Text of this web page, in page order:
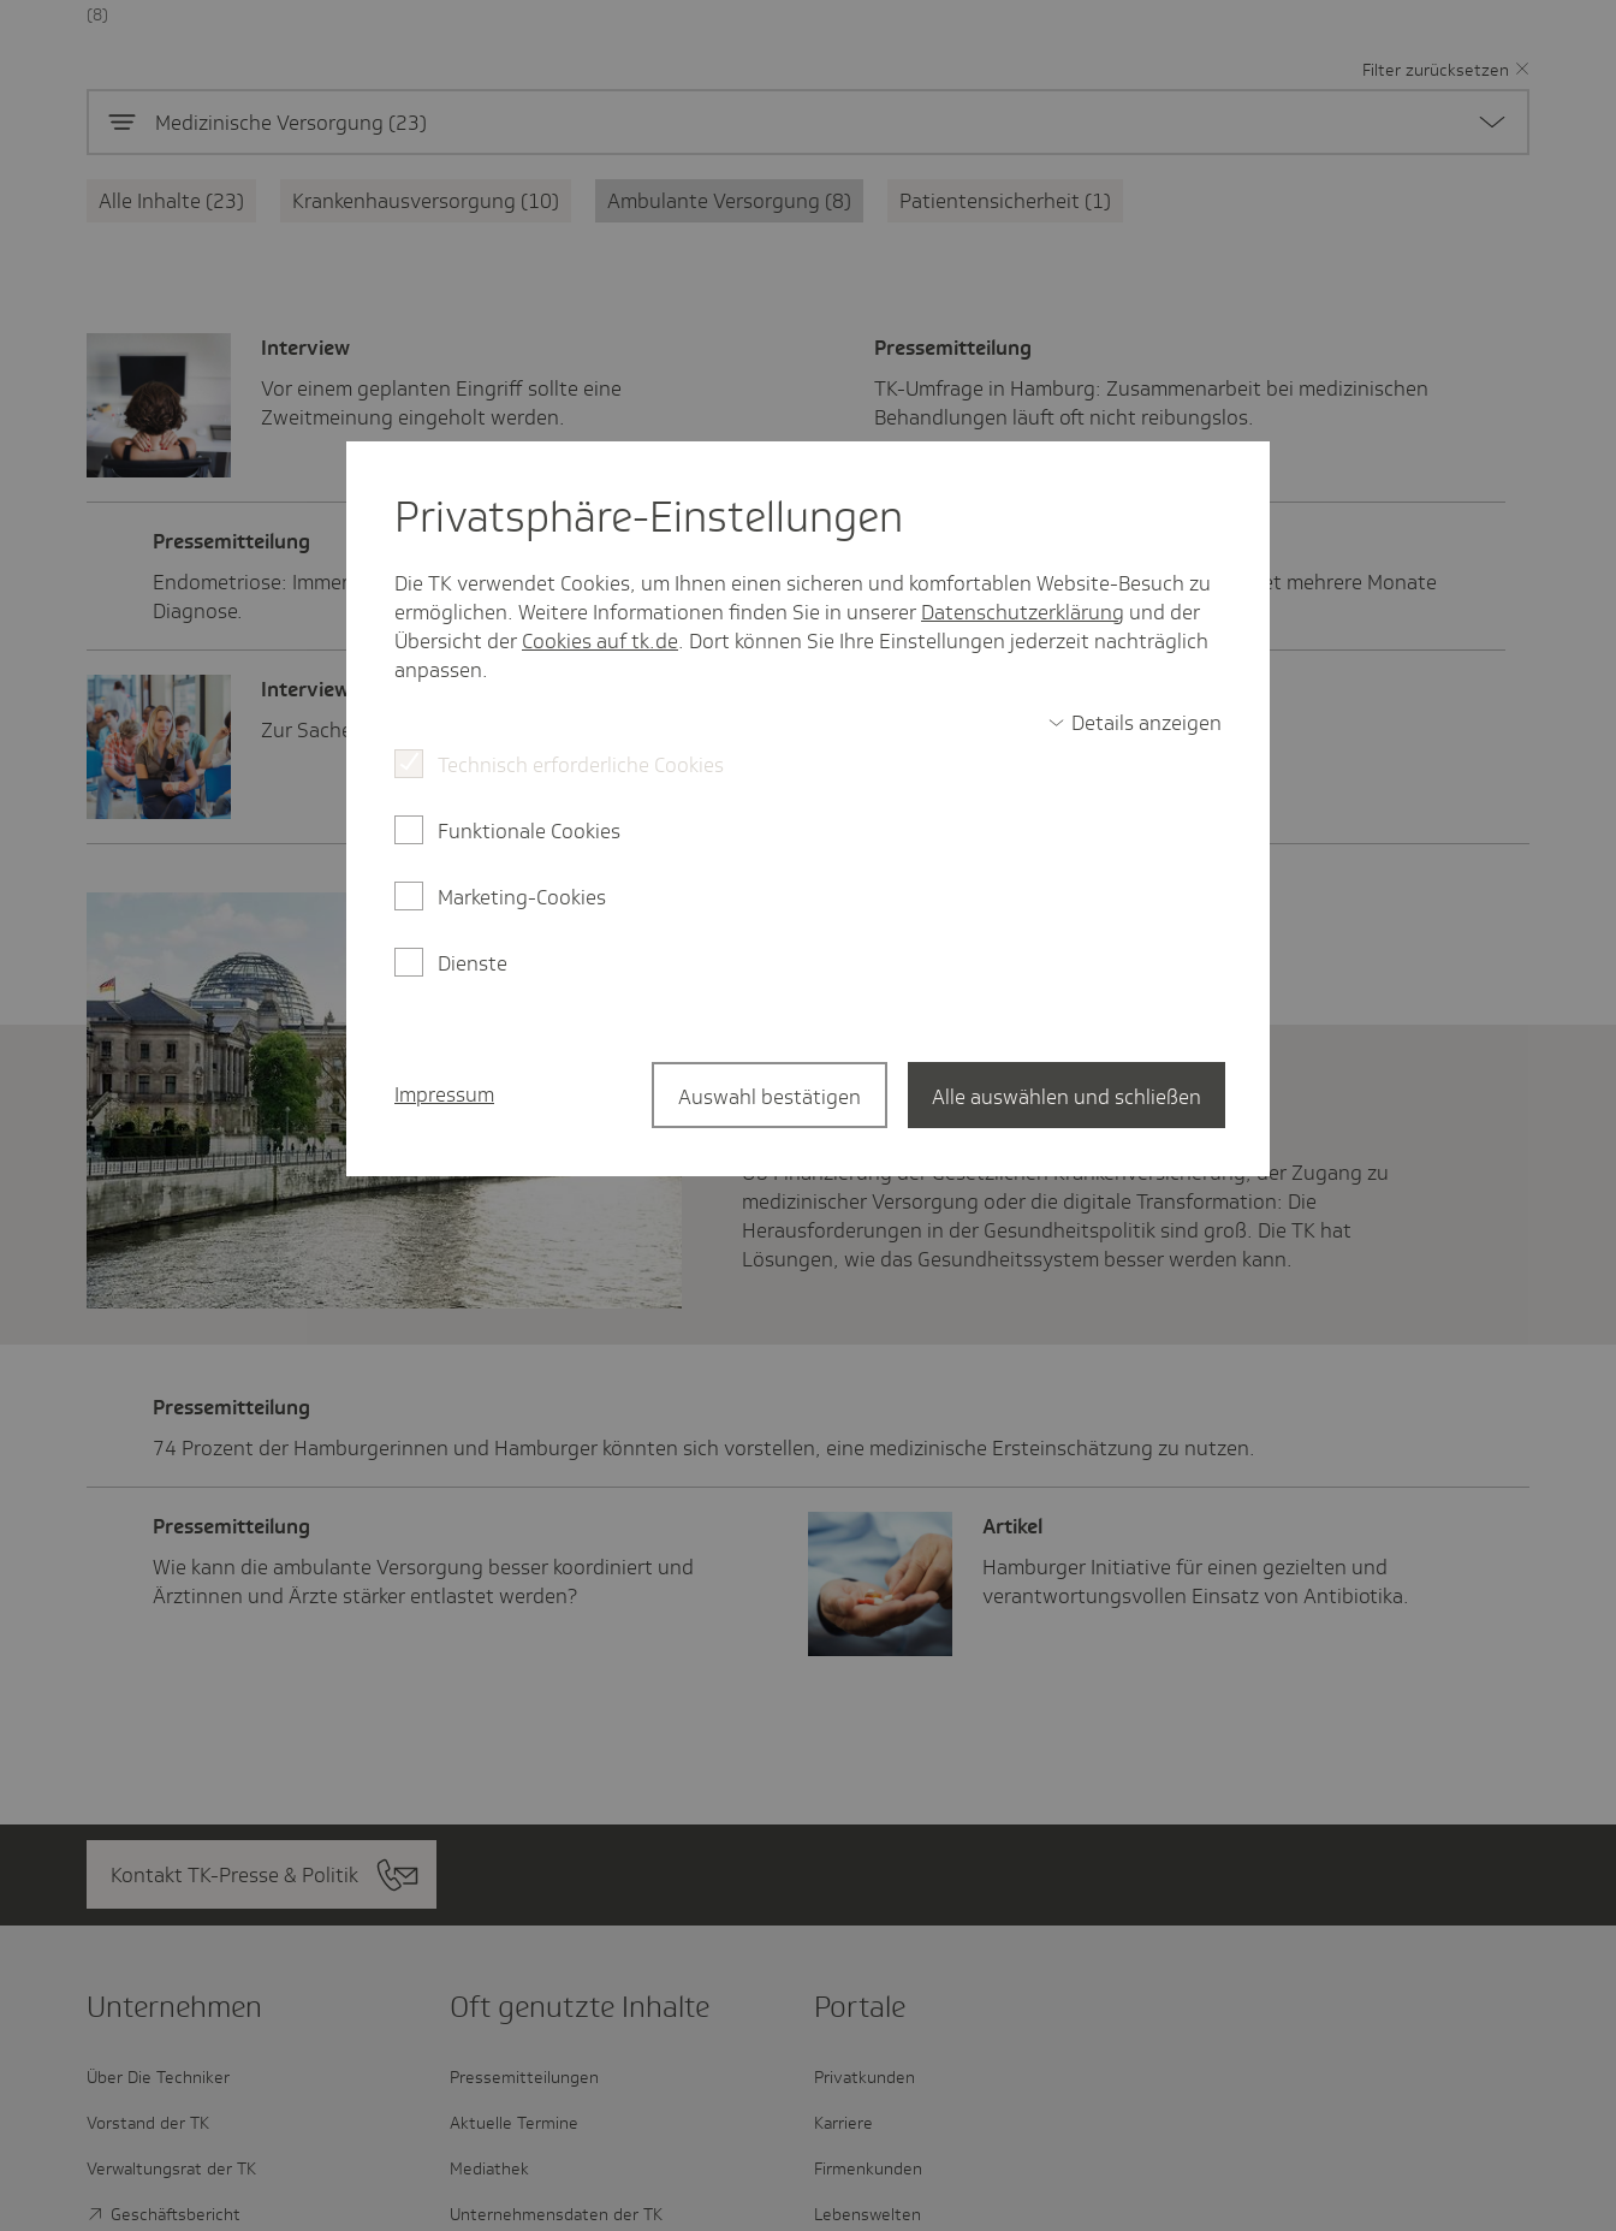
(8)
Filter zurücksetzen
Medizinische Versorgung 23
Alle Inhalte 23 Krankenhausversorgung 10 Ambulante Versorgung 8 Patientensicherheit 1
Inter­view
Vor einem geplanten Eingriff sollte eine
Zweitmeinung eingeholt werden.
Pres­se­mit­tei­lung
TK-Umfrage in Hamburg: Zusammenarbeit bei medizinischen
Behandlungen läuft oft nicht reibungslos.
Pres­se­mit­tei­lung
Endometriose: Immer mehr Hamburgerinnen erhalten
Diagnose.
TK-Umfrage in Hamburg: Jeder Vierte wartet mehrere Monate
auf einen Termin beim Facharzt.
Inter­view
Zur Sache: Einfacher Zugang, faire Terminvergabe.
Die Forde­rungen der TK
Themenspezial
Ob Finanzierung der Gesetzlichen Krankenversicherung, der Zugang zu
medizinischer Versorgung oder die digitale Transformation: Die
Herausforderungen in der Gesundheitspolitik sind groß. Die TK hat
Lösungen, wie das Gesundheitssystem besser werden kann.
Pres­se­mit­tei­lung
74 Prozent der Hamburgerinnen und Hamburger könnten sich vorstellen, eine medizinische Ersteinschätzung zu nutzen.
Pres­se­mit­tei­lung
Wie kann die ambulante Versorgung besser koordiniert und
Ärztinnen und Ärzte stärker entlastet werden?
Artikel
Hamburger Initiative für einen gezielten und
verantwortungsvollen Einsatz von Antibiotika.
Kontakt TK-Presse & Politik
Unter­nehmen
Über Die Techniker
Vorstand der TK
Verwaltungsrat der TK
Geschäftsbericht
Oft genutzte Inhalte
Pressemitteilungen
Aktuelle Termine
Mediathek
Unternehmensdaten der TK
Portale
Privatkunden
Karriere
Firmenkunden
Lebenswelten
Privat­sphäre-Einstel­lungen
Die TK verwendet Cookies, um Ihnen einen sicheren und komfortablen Website-Besuch zu
ermöglichen. Weitere Informationen finden Sie in unserer Datenschutzerklärung und der
Übersicht der Cookies auf tk.de. Dort können Sie Ihre Einstellungen jederzeit nachträglich
anpassen.
Details anzeigen
Technisch erforderliche Cookies
Funktionale Cookies
Marketing-Cookies
Dienste
Impressum Auswahl bestätigen Alle auswählen und schließen